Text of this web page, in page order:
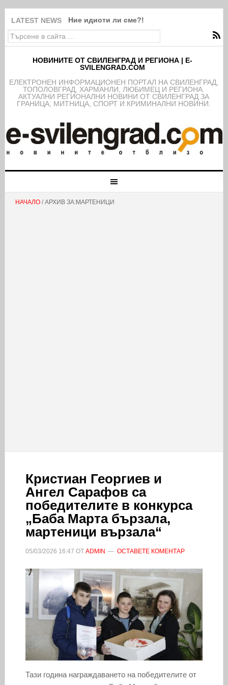
LATEST NEWS Ние идиоти ли сме?!
НОВИНИТЕ ОТ СВИЛЕНГРАД И РЕГИОНА | E-
SVILENGRAD.COM
EЛЕКТРОНЕН ИНФОРМАЦИОНЕН ПОРТАЛ НА СВИЛЕНГРАД,
ТОПОЛОВГРАД, ХАРМАНЛИ, ЛЮБИМЕЦ И РЕГИОНА.
АКТУАЛНИ РЕГИОНАЛНИ НОВИНИ ОТ СВИЛЕНГРАД ЗА
ГРАНИЦА, МИТНИЦА, СПОРТ И КРИМИНАЛНИ НОВИНИ.
НАЧАЛО/ АРХИВ ЗА:МАРТЕНИЦИ
Кристиан Георгиев и
Ангел Сарафов са
победителите в конкурса
„Баба Марта бързала,
мартеници вързала“
05/03/2026 16:47 ОТ ADMIN ОСТАВЕТЕ КОМЕНТАР
Тази година награждаването на победителите от